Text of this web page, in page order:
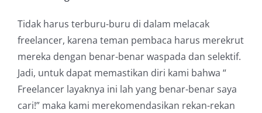
Tidak harus terburu-buru di dalam melacak
freelancer, karena teman pembaca harus merekrut
mereka dengan benar-benar waspada dan selektif.
Jadi, untuk dapat memastikan diri kami bahwa “
Freelancer layaknya ini lah yang benar-benar saya
cari!” maka kami merekomendasikan rekan-rekan